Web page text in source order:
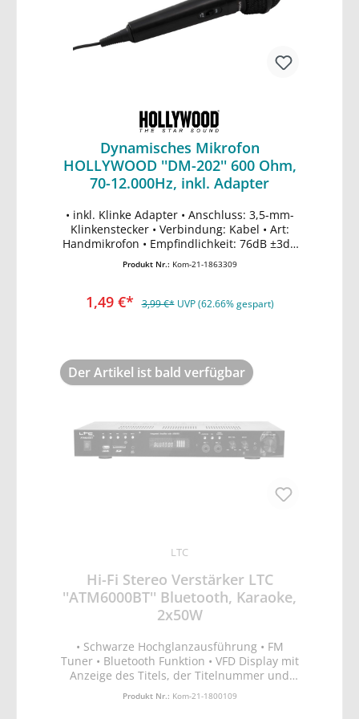
Adapter dabei), Gewicht: 85g, Lieferung mit
passendem Netzteil
Dynamisches Mikrofon
HOLLYWOOD ''DM-202'' 600 Ohm,
70-12.000Hz, inkl. Adapter
• inkl. Klinke Adapter • Anschluss: 3,5-mm-
Klinkenstecker • Verbindung: Kabel • Art:
Handmikrofon • Empfindlichkeit: 76dB ±3dB
• Mikrofontyp: Dynamisch •
Impedanz: 600 O • Farbe: Schwarz • AN/AUS
Produkt Nr.: Kom-21-1863309
1,49 €* 3,99 €* UVP (62.66% gespart)
In den Warenkorb
Der Artikel ist bald verfügbar
LTC
Hi-Fi Stereo Verstärker LTC
''ATM6000BT'' Bluetooth, Karaoke,
2x50W
• Schwarze Hochglanzausführung • FM
Tuner • Bluetooth Funktion • VFD Display mit
Anzeige des Titels, der Titelnummer und
der abgelaufenen Spielzeit USB, SD & MP3
Eingänge • 2 Mikrofoneingänge mit Echo- &
Produkt Nr.: Kom-21-1800109